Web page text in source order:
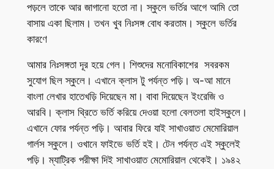
পড়লে তাকে আর জাগানো হতো না। স্কুলে ভর্তির আগে আমি তো
বাসায় একা ছিলাম। তখন খুব নিঃসঙ্গ বোধ করতাম। স্কুলে ভর্তির
কারণে
আমার নিঃসঙ্গতা দূর হয়ে গেল। শিশুদের মনোবিকাশের সবরকম
সুযোগ ছিল স্কুলে। এখানে ক্লাস টু পর্যন্ত পড়ি। অ-আ মানে
বাংলা লেখার হাতেখড়ি দিয়েছেন মা। বাবা দিয়েছেন ইংরেজি ও
আরবি। ক্লাস থ্রিতে ভর্তি করিয়ে দেওয়া হলো বেলতলা হাইস্কুলে।
এখানে ফোর পর্যন্ত পড়ি। আবার ফিরে যাই সাখাওয়াত মেমোরিয়াল
গার্লস স্কুলে। ওখানে ফাইভে ভর্তি হই। টেন পর্যন্ত এই স্কুলেই
পড়ি। ম্যাট্রিক পরীক্ষা দিই সাখাওয়াত মেমোরিয়াল থেকেই। ১৯৪২